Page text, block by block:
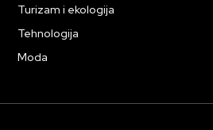
Turizam i ekologija
Tehnologija
Moda